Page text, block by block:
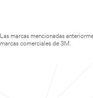
Las marcas mencionadas
marcas comerciales de 3M.